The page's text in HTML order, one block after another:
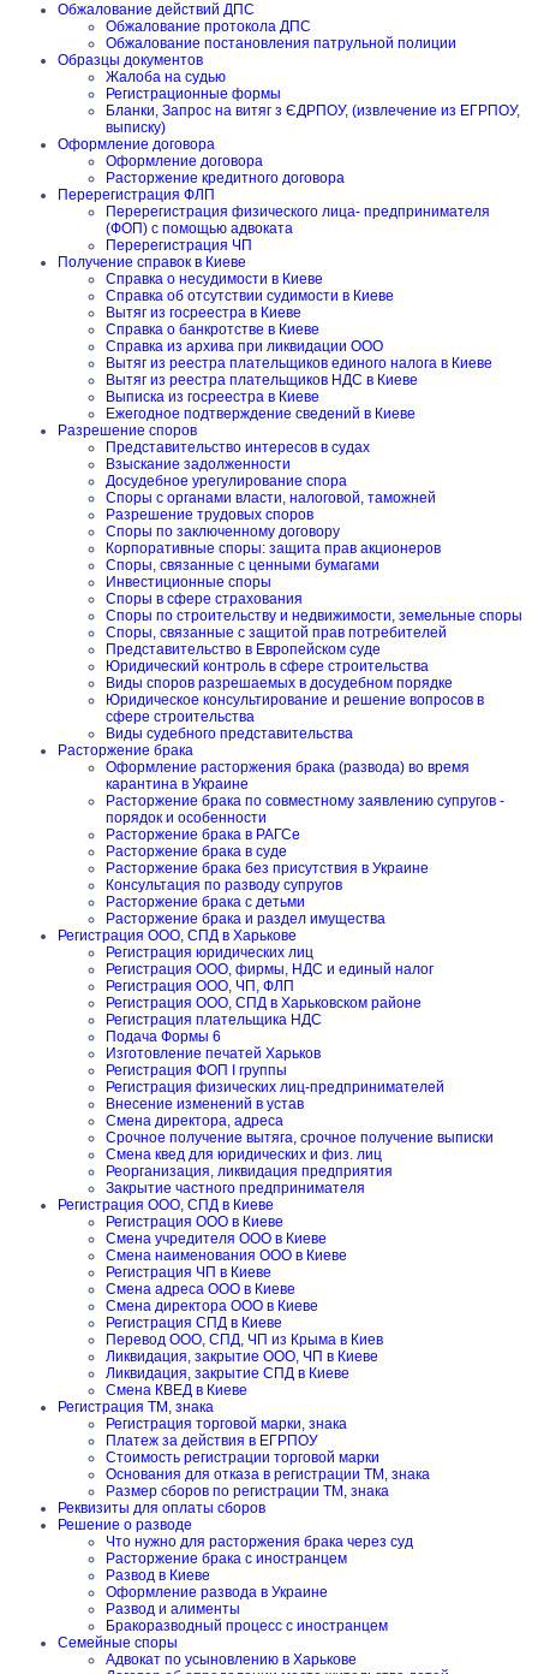
Обжалование действий ДПС
Обжалование протокола ДПС
Обжалование постановления патрульной полиции
Образцы документов
Жалоба на судью
Регистрационные формы
Бланки, Запрос на витяг з ЄДРПОУ, (извлечение из ЕГРПОУ,
выписку)
Оформление договора
Оформление договора
Расторжение кредитного договора
Перерегистрация ФЛП
Перерегистрация физического лица- предпринимателя
(ФОП) с помощью адвоката
Перерегистрация ЧП
Получение справок в Киеве
Справка о несудимости в Киеве
Справка об отсутствии судимости в Киеве
Вытяг из госреестра в Киеве
Справка о банкротстве в Киеве
Справка из архива при ликвидации ООО
Вытяг из реестра плательщиков единого налога в Киеве
Вытяг из реестра плательщиков НДС в Киеве
Выписка из госреестра в Киеве
Ежегодное подтверждение сведений в Киеве
Разрешение споров
Представительство интересов в судах
Взыскание задолженности
Досудебное урегулирование спора
Споры с органами власти, налоговой, таможней
Разрешение трудовых споров
Споры по заключенному договору
Корпоративные споры: защита прав акционеров
Споры, связанные с ценными бумагами
Инвестиционные споры
Споры в сфере страхования
Споры по строительству и недвижимости, земельные споры
Споры, связанные с защитой прав потребителей
Представительство в Европейском суде
Юридический контроль в сфере строительства
Виды споров разрешаемых в досудебном порядке
Юридическое консультирование и решение вопросов в
сфере строительства
Виды судебного представительства
Расторжение брака
Оформление расторжения брака (развода) во время
карантина в Украине
Расторжение брака по совместному заявлению супругов -
порядок и особенности
Расторжение брака в РАГСе
Расторжение брака в суде
Расторжение брака без присутствия в Украине
Консультация по разводу супругов
Расторжение брака с детьми
Расторжение брака и раздел имущества
Регистрация ООО, СПД в Харькове
Регистрация юридических лиц
Регистрация ООО, фирмы, НДС и единый налог
Регистрация ООО, ЧП, ФЛП
Регистрация ООО, СПД в Харьковском районе
Регистрация плательщика НДС
Подача Формы 6
Изготовление печатей Харьков
Регистрация ФОП I группы
Регистрация физических лиц-предпринимателей
Внесение изменений в устав
Смена директора, адреса
Срочное получение вытяга, срочное получение выписки
Смена квед для юридических и физ. лиц
Реорганизация, ликвидация предприятия
Закрытие частного предпринимателя
Регистрация ООО, СПД в Киеве
Регистрация ООО в Киеве
Смена учредителя ООО в Киеве
Смена наименования ООО в Киеве
Регистрация ЧП в Киеве
Смена адреса ООО в Киеве
Смена директора ООО в Киеве
Регистрация СПД в Киеве
Перевод ООО, СПД, ЧП из Крыма в Киев
Ликвидация, закрытие ООО, ЧП в Киеве
Ликвидация, закрытие СПД в Киеве
Смена КВЕД в Киеве
Регистрация ТМ, знака
Регистрация торговой марки, знака
Платеж за действия в ЕГРПОУ
Стоимость регистрации торговой марки
Основания для отказа в регистрации ТМ, знака
Размер сборов по регистрации ТМ, знака
Реквизиты для оплаты сборов
Решение о разводе
Что нужно для расторжения брака через суд
Расторжение брака с иностранцем
Развод в Киеве
Оформление развода в Украине
Развод и алименты
Бракоразводный процесс с иностранцем
Семейные споры
Адвокат по усыновлению в Харькове